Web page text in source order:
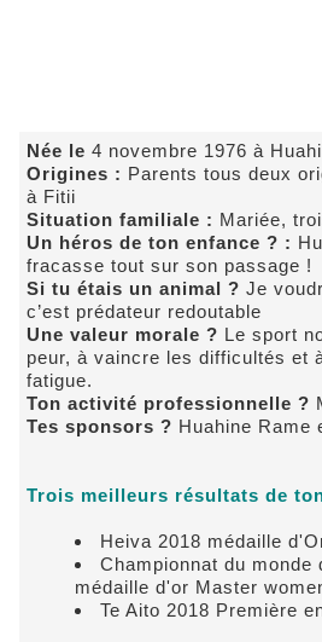
Née le 4 novembre 1976 à
Origines : Parents tous deux
à Fitii
Situation familiale : Mariée,
Un héros de ton enfance ? :
fracasse tout sur son passage !
Si tu étais un animal ? Je
c’est prédateur redoutable
Une valeur morale ? Le sport
peur, à vaincre les difficultés et
fatigue.
Ton activité professionnelle ?
Tes sponsors ? Huahine Rame
Trois meilleurs résultats de
Heiva 2018 médaille
Championnat du monde
médaille d'or Master
Te Aito 2018 Première